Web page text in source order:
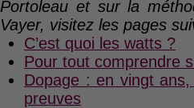
Portoleau et sur la
Vayer, visitez les pages
C’est quoi les watts ?
Pour tout comprendre
Dopage : en vingt
preuves